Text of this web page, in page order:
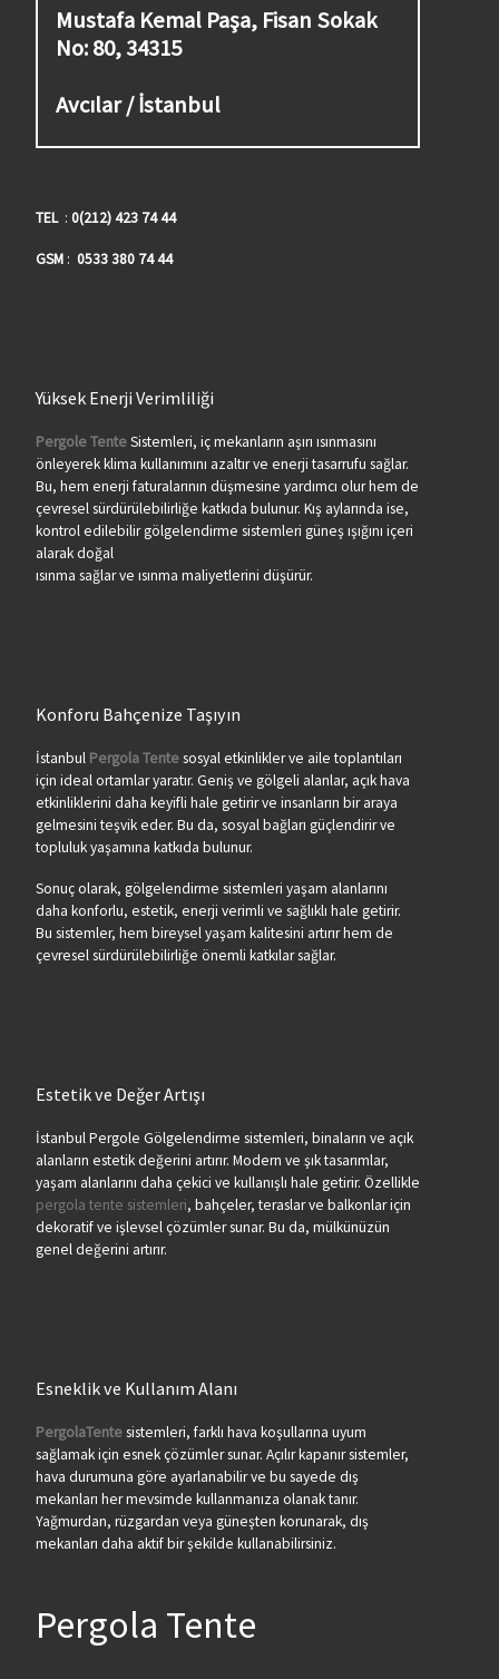
Mustafa Kemal Paşa, Fisan Sokak
No: 80, 34315
Avcılar / İstanbul
TEL : 0(212) 423 74 44
GSM: 0533 380 74 44
Yüksek Enerji Verimliliği
Pergole TenteSistemleri, iç mekanların aşırı ısınmasını
önleyerek klima kullanımını azaltır ve enerji tasarrufu sağlar.
Bu, hem enerji faturalarının düşmesine yardımcı olur hem de
çevresel sürdürülebilirliğe katkıda bulunur. Kış aylarında ise,
kontrol edilebilir gölgelendirme sistemleri güneş ışığını içeri
alarak doğal
ısınma sağlar ve ısınma maliyetlerini düşürür.
Konforu Bahçenize Taşıyın
İstanbul Pergola Tentesosyal etkinlikler ve aile toplantıları
için ideal ortamlar yaratır. Geniş ve gölgeli alanlar, açık hava
etkinliklerini daha keyifli hale getirir ve insanların bir araya
gelmesini teşvik eder. Bu da, sosyal bağları güçlendirir ve
topluluk yaşamına katkıda bulunur.
Sonuç olarak, gölgelendirme sistemleri yaşam alanlarını
daha konforlu, estetik, enerji verimli ve sağlıklı hale getirir.
Bu sistemler, hem bireysel yaşam kalitesini artırır hem de
çevresel sürdürülebilirliğe önemli katkılar sağlar.
Estetik ve Değer Artışı
İstanbul Pergole Gölgelendirme sistemleri, binaların ve açık
alanların estetik değerini artırır. Modern ve şık tasarımlar,
yaşam alanlarını daha çekici ve kullanışlı hale getirir. Özellikle
pergola tente sistemleri, bahçeler, teraslar ve balkonlar için
dekoratif ve işlevsel çözümler sunar. Bu da, mülkünüzün
genel değerini artırır.
Esneklik ve Kullanım Alanı
PergolaTentesistemleri, farklı hava koşullarına uyum
sağlamak için esnek çözümler sunar. Açılır kapanır sistemler,
hava durumuna göre ayarlanabilir ve bu sayede dış
mekanları her mevsimde kullanmanıza olanak tanır.
Yağmurdan, rüzgardan veya güneşten korunarak, dış
mekanları daha aktif bir şekilde kullanabilirsiniz.
Pergola Tente